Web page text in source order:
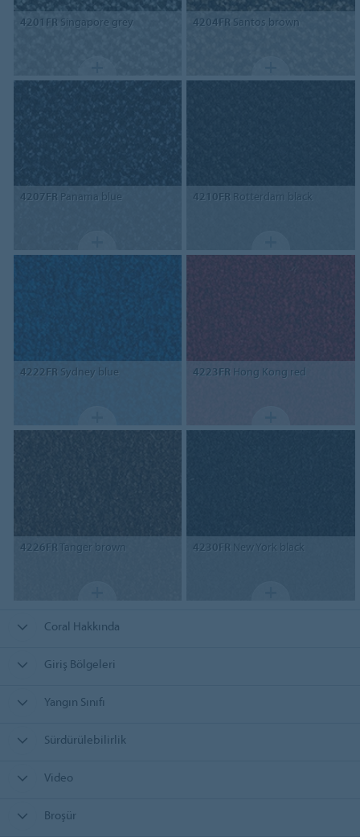
4201FR Singapore grey 4204FR Santos brown
4207FR Panama blue 4210FR Rotterdam black
4222FR Sydney blue 4223FR Hong Kong red
4226FRTanger brown 4230FR New York black
Coral Hakkında
Giriş Bölgeleri
Yangın Sınıfı
Sürdürülebilirlik
Video
Broşür